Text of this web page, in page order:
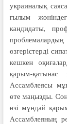
украиналық
ғылым
кандидаты,
өзгерістерді
кешкен
қарым-қатынас
Ассамблеясы
өте маңызды.
өзі мұндай
Ассамблеяның